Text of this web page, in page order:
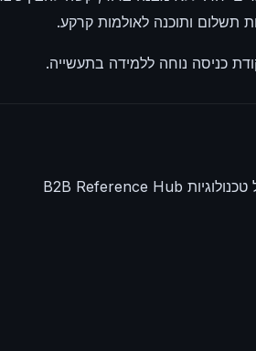
תשלום ותוכנה לאולמות קרקע.